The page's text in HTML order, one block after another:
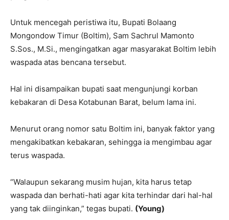
Untuk mencegah peristiwa itu, Bupati Bolaang
Mongondow Timur (Boltim), Sam Sachrul Mamonto
S.Sos., M.Si., mengingatkan agar masyarakat Boltim lebih
waspada atas bencana tersebut.
Hal ini disampaikan bupati saat mengunjungi korban
kebakaran di Desa Kotabunan Barat, belum lama ini.
Menurut orang nomor satu Boltim ini, banyak faktor yang
mengakibatkan kebakaran, sehingga ia mengimbau agar
terus waspada.
“Walaupun sekarang musim hujan, kita harus tetap
waspada dan berhati-hati agar kita terhindar dari hal-hal
yang tak diinginkan,” tegas bupati. (Young)